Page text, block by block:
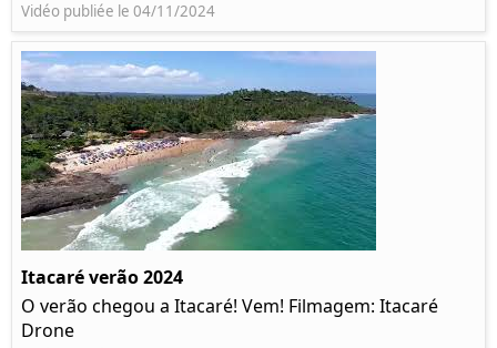
Vidéo publiée le 04/11/2024
Itacaré verão 2024
O verão chegou a Itacaré! Vem! Filmagem: Itacaré
Drone